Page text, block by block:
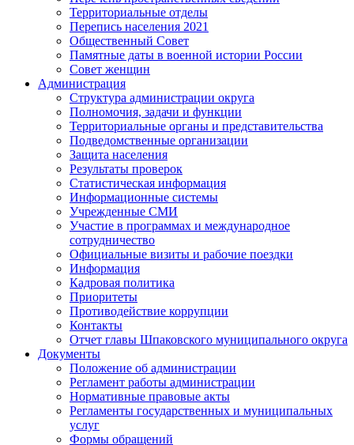
Территориальные отделы
Перепись населения 2021
Общественный Совет
Памятные даты в военной истории России
Совет женщин
Администрация
Структура администрации округа
Полномочия, задачи и функции
Территориальные органы и представительства
Подведомственные организации
Защита населения
Результаты проверок
Статистическая информация
Информационные системы
Учрежденные СМИ
Участие в программах и международное
сотрудничество
Официальные визиты и рабочие поездки
Информация
Кадровая политика
Приоритеты
Противодействие коррупции
Контакты
Отчет главы Шпаковского муниципального округа
Документы
Положение об администрации
Регламент работы администрации
Нормативные правовые акты
Регламенты государственных и муниципальных
услуг
Формы обращений